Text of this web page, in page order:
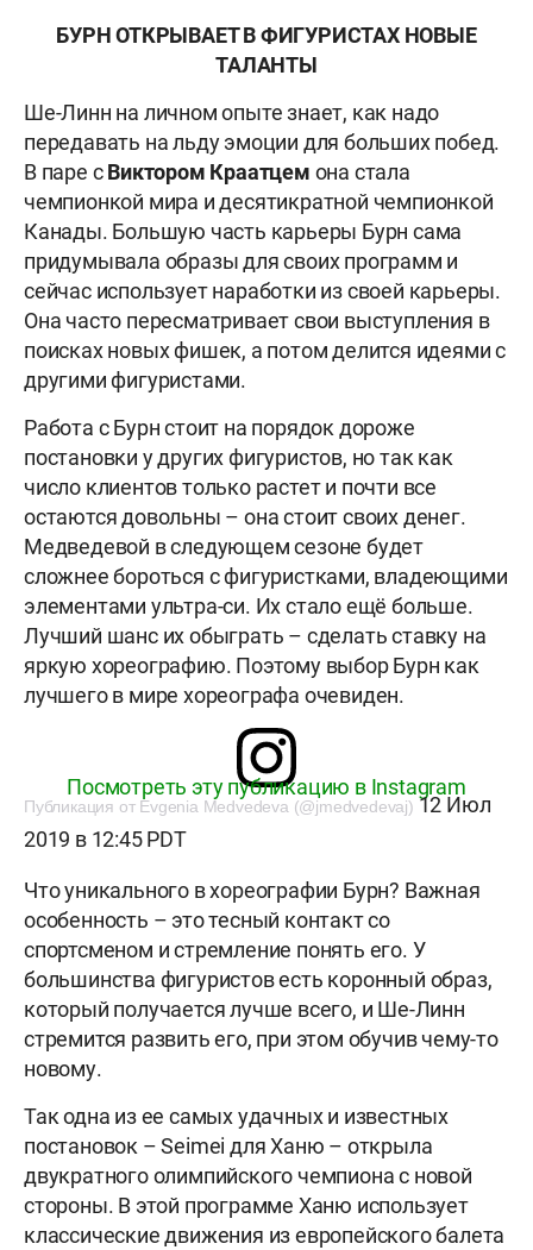
БУРН ОТКРЫВАЕТ В ФИГУРИСТАХ НОВЫЕ
ТАЛАНТЫ
Ше-Линн на личном опыте знает, как надо
передавать на льду эмоции для больших побед.
В паре сВиктором Краатцем она стала
чемпионкой мира и десятикратной чемпионкой
Канады. Большую часть карьеры Бурн сама
придумывала образы для своих программ и
сейчас использует наработки из своей карьеры.
Она часто пересматривает свои выступления в
поисках новых фишек, а потом делится идеями с
другими фигуристами.
Работа с Бурн стоит на порядок дороже
постановки у других фигуристов, но так как
число клиентов только растет и почти все
остаются довольны – она стоит своих денег.
Медведевой в следующем сезоне будет
сложнее бороться с фигуристками, владеющими
элементами ультра-си. Их стало ещё больше.
Лучший шанс их обыграть – сделать ставку на
яркую хореографию. Поэтому выбор Бурн как
лучшего в мире хореографа очевиден.
Посмотреть эту публикацию в Instagram
Публикация от Evgenia Medvedevа (@jmedvedevaj) 12 Июл
2019 в 12:45 PDT
Что уникального в хореографии Бурн? Важная
особенность – это тесный контакт со
спортсменом и стремление понять его. У
большинства фигуристов есть коронный образ,
который получается лучше всего, и Ше-Линн
стремится развить его, при этом обучив чему-то
новому.
Так одна из ее самых удачных и известных
постановок – Seimei для Ханю – открыла
двукратного олимпийского чемпиона с новой
стороны. В этой программе Ханю использует
классические движения из европейского балета